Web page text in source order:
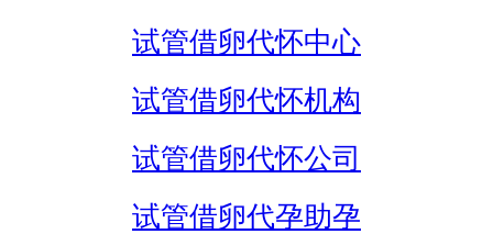
试管借卵代怀中心
试管借卵代怀机构
试管借卵代怀公司
试管借卵代孕助孕